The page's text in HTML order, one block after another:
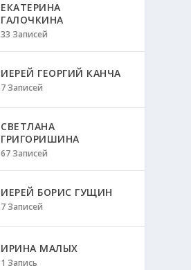
ЕКАТЕРИНА
ГАЛОЧКИНА
33 Записей
ИЕРЕЙ ГЕОРГИЙ КАНЧА
7 Записей
СВЕТЛАНА
ГРИГОРИШИНА
67 Записей
ИЕРЕЙ БОРИС ГУЩИН
7 Записей
ИРИНА МАЛЫХ
1 Запись